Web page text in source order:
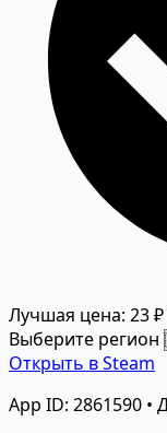
Лучшая цена: 23 ₽
Выберите регион
Открыть в Steam
App ID: 2861590 •